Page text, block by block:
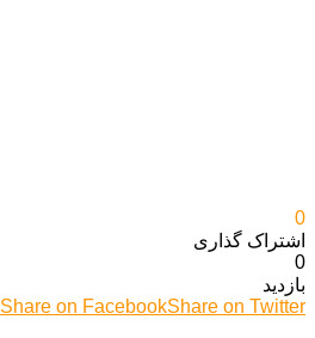
0
اشتراک گذاری‌
0
بازدید
Share on FacebookShare on Twitter